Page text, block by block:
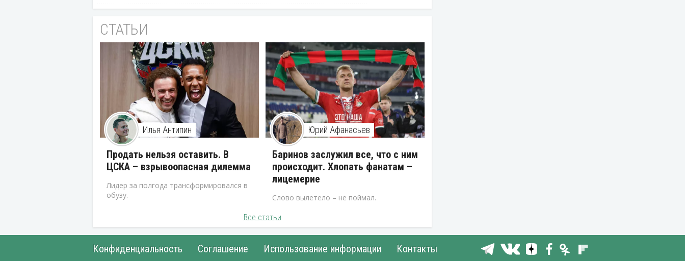
СТАТЬИ
Илья Антипин
Продать нельзя оставить. В
ЦСКА – взрывоопасная дилемма
Лидер за полгода трансформировался в
обузу.
Юрий Афанасьев
Баринов заслужил все, что с ним
происходит. Хлопать фанатам –
лицемерие
Слово вылетело – не поймал.
Все статьи
Конфиденциальность Соглашение Использование информации Контакты